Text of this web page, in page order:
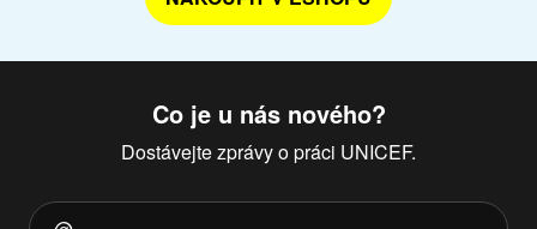
Co je u nás nového?
Dostávejte zprávy o práci UNICEF.